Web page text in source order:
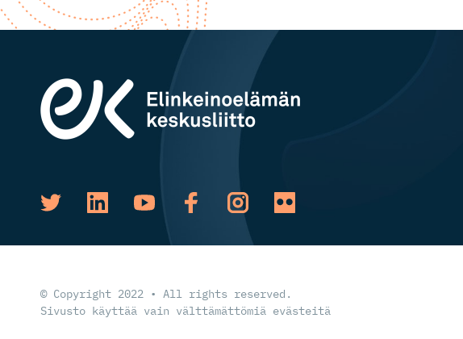
© Copyright 2022 • All rights reserved.
Sivusto käyttää vain välttämättömiä evästeitä